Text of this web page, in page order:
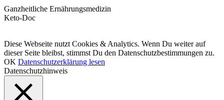
Ganzheitliche Ernährungsmedizin
Keto-Doc
Diese Webseite nutzt Cookies & Analytics. Wenn Du weiter auf
dieser Seite bleibst, stimmst Du den Datenschutzbestimmungen zu.
OK Datenschutzerklärung lesen
Datenschutzhinweis